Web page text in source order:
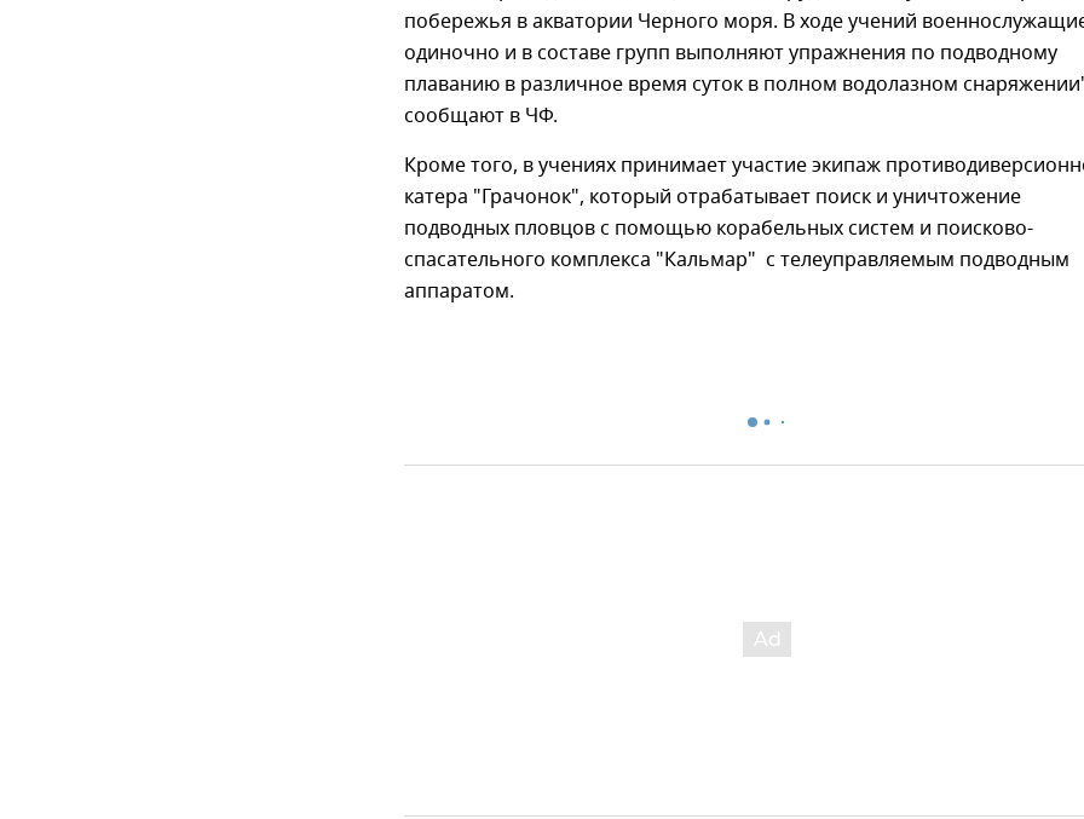
побережья в акватории Черного моря. В ходе учений
одиночно и в составе групп выполняют упражнения по подводному
плаванию в различное время суток в полном водолазном
сообщают в ЧФ.
Кроме того, в учениях принимает участие экипаж
катера "Грачонок", который отрабатывает поиск и уничтожение
подводных пловцов с помощью корабельных систем и поисково-
спасательного комплекса "Кальмар" с телеуправляемым подводным
аппаратом.